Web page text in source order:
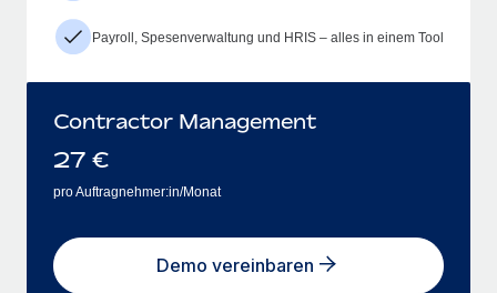
Payroll, Spesenverwaltung und HRIS – alles in einem Tool
Contractor Management
27 €
pro Auftragnehmer:in/Monat
Demo vereinbaren